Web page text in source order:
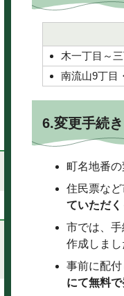
木一丁目～
南流山9丁目
6.変更手続き
町名地番
住民票など
ていただ
市では、
作成しま
事前に配付
にて無料で